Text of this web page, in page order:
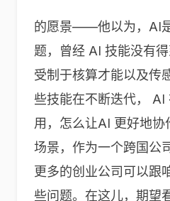
的愿景——他以为，AI
题，曾经 AI 技能没有
受制于核算才能以及传
些技能在不断迭代， AI
用，怎么让AI 更好地
场景，作为一个跨国公
更多的创业公司可以跟
些问题。在这儿，期望